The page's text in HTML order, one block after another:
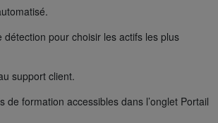
détection pour choisir les actifs les plus
support client.
de formation accessibles dans l’onglet Portail